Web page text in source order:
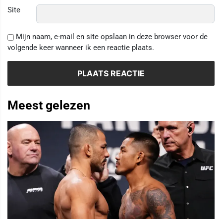
Site
Mijn naam, e-mail en site opslaan in deze browser voor de
volgende keer wanneer ik een reactie plaats.
Meest gelezen